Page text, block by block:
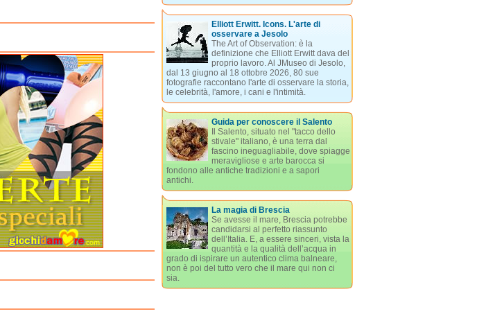
Elliott Erwitt. Icons. L'arte di
osservare a Jesolo
The Art of Observation: è la
definizione che Elliott Erwitt dava del
proprio lavoro. Al JMuseo di Jesolo,
dal 13 giugno al 18 ottobre 2026, 80 sue
fotografie raccontano l'arte di osservare la storia,
le celebrità, l'amore, i cani e l'intimità.
Guida per conoscere il Salento
Il Salento, situato nel "tacco dello
stivale" italiano, è una terra dal
fascino ineguagliabile, dove spiagge
meravigliose e arte barocca si
fondono alle antiche tradizioni e a sapori
antichi.
La magia di Brescia
Se avesse il mare, Brescia potrebbe
candidarsi al perfetto riassunto
dell’Italia. E, a essere sinceri, vista la
quantità e la qualità dell’acqua in
grado di ispirare un autentico clima balneare,
non è poi del tutto vero che il mare qui non ci
sia.